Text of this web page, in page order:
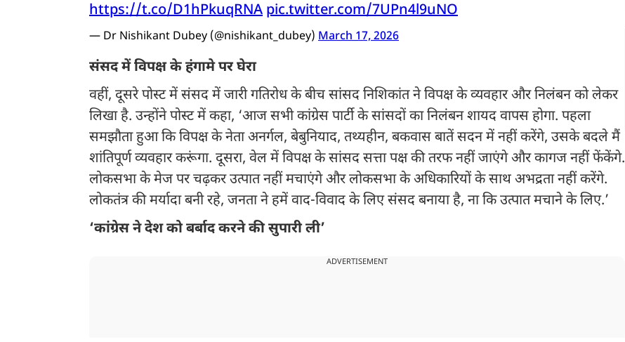
https://t.co/D1hPkuqRNA pic.twitter.com/7UPn4l9uNO
— Dr Nishikant Dubey (@nishikant_dubey) March 17, 2026
संसद में विपक्ष के हंगामे पर घेरा
वहीं, दूसरे पोस्ट में संसद में जारी गतिरोध के बीच सांसद निशिकांत ने विपक्ष के व्यवहार और निलंबन को लेकर
लिखा है. उन्होंने पोस्ट में कहा, ‘आज सभी कांग्रेस पार्टी के सांसदों का निलंबन शायद वापस होगा. पहला
समझौता हुआ कि विपक्ष के नेता अनर्गल, बेबुनियाद, तथ्यहीन, बकवास बातें सदन में नहीं करेंगे, उसके बदले मैं
शांतिपूर्ण व्यवहार करूंगा. दूसरा, वेल में विपक्ष के सांसद सत्ता पक्ष की तरफ नहीं जाएंगे और कागज नहीं फेंकेंगे.
लोकसभा के मेज पर चढ़कर उत्पात नहीं मचाएंगे और लोकसभा के अधिकारियों के साथ अभद्रता नहीं करेंगे.
लोकतंत्र की मर्यादा बनी रहे, जनता ने हमें वाद-विवाद के लिए संसद बनाया है, ना कि उत्पात मचाने के लिए.’
‘कांग्रेस ने देश को बर्बाद करने की सुपारी ली’
ADVERTISEMENT